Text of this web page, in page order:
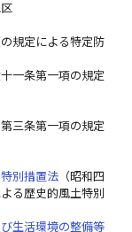
規定による特定防
一条第一項の規定
三条第一項の規定
別措置法（昭和四
る歴史的風土特別
生活環境の整備等